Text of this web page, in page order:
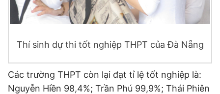
Giấy phép xuất bản số 110/GP - BTTTT cấp ngày 24.3.2020
© 2003-2026 Bản quyền thuộc về Báo Thanh Niên. Cấm sao
chép dưới mọi hình thức nếu không có sự chấp thuận bằng văn
Thí sinh dự thi tốt nghiệp THPT của Đà Nẵng
Các trường THPT còn lại đạt tỉ lệ tốt nghiệp là:
Nguyễn Hiền 98,4%; Trần Phú 99,9%; Thái Phiên